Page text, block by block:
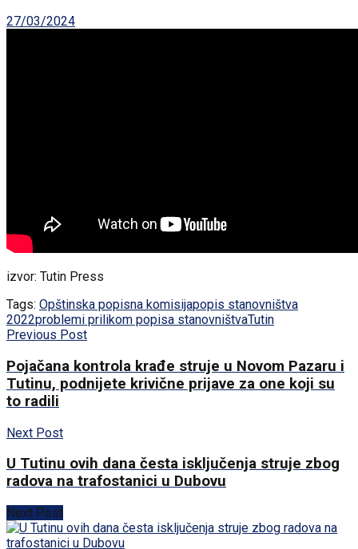
27/03/2024
izvor: Tutin Press
Tags: Opštinska popisna komisijapopis stanovništva
2022problemi prilikom popisa stanovništvaTutin
Previous Post
Pojačana kontrola krađe struje u Novom Pazaru i
Tutinu, podnijete krivične prijave za one koji su
to radili
Next Post
U Tutinu ovih dana česta isključenja struje zbog
radova na trafostanici u Dubovu
Next Post